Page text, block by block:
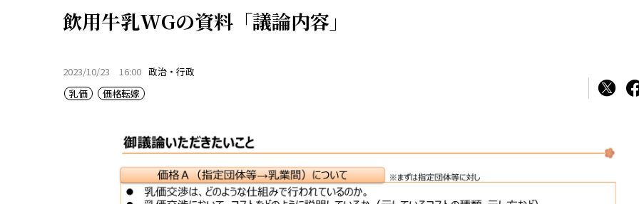
飲用牛乳WGの資料「議論内容」
2023/10/23 16:00 政治・行政
乳価
価格転嫁